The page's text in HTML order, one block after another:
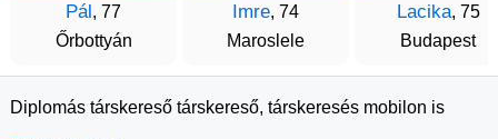
Pál , 77
Őrbottyán
Imre, 74
Maroslele
Lacika, 75
Budapest
Diplomás társkereső társkereső, társkeresés mobilon is